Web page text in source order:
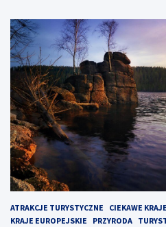
ATRAKCJE TURYSTYCZNE CIEKAWE KRAJE
KRAJE EUROPEJSKIE
PRZYRODA